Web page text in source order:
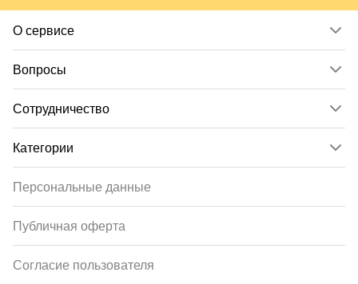
О сервисе
Вопросы
Сотрудничество
Категории
Персональные данные
Публичная оферта
Согласие пользователя